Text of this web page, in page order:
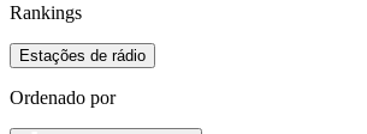
Rankings
Estações de rádio
Ordenado por